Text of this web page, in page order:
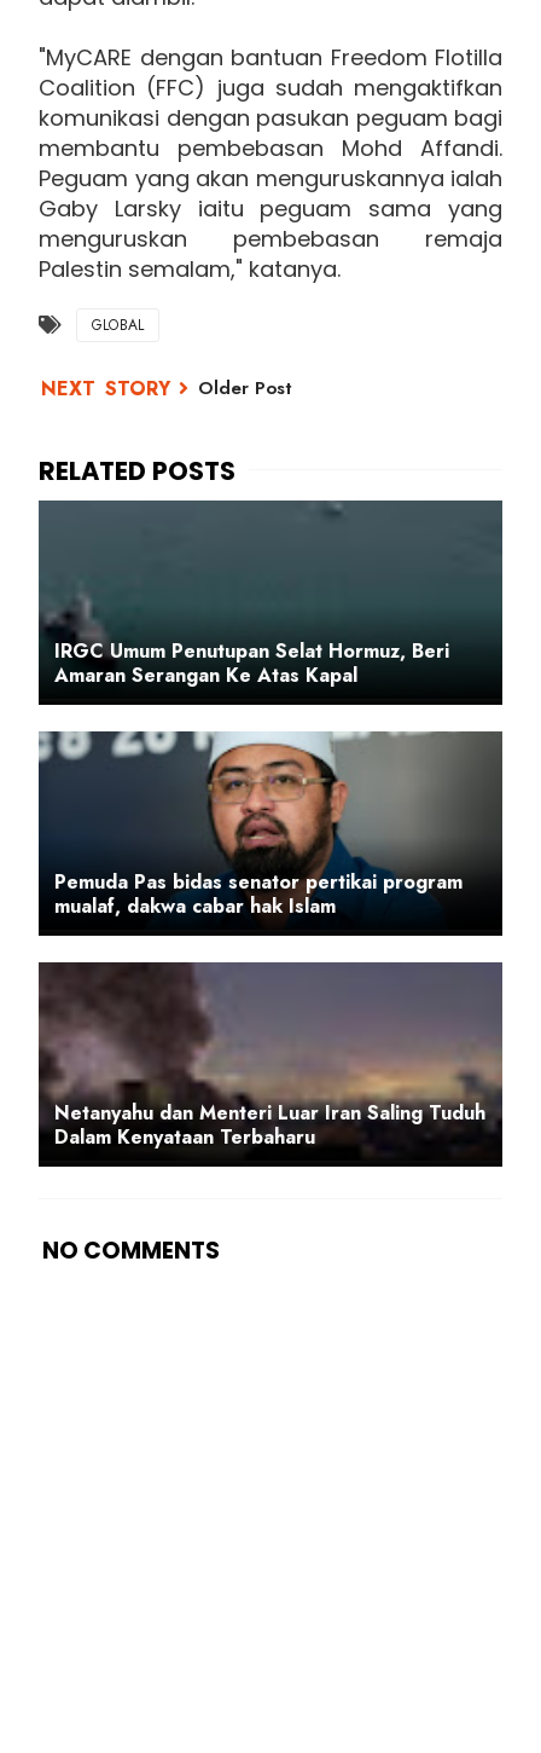
"MyCARE dengan bantuan Freedom Flotilla
Coalition (FFC) juga sudah mengaktifkan
komunikasi dengan pasukan peguam bagi
membantu pembebasan Mohd Affandi.
Peguam yang akan menguruskannya ialah
Gaby Larsky iaitu peguam sama yang
menguruskan pembebasan remaja
Palestin semalam," katanya.
GLOBAL
Older Post
IRGC Umum Penutupan Selat Hormuz, Beri
Amaran Serangan Ke Atas Kapal
Pemuda Pas bidas senator pertikai program
mualaf, dakwa cabar hak Islam
Netanyahu dan Menteri Luar Iran Saling Tuduh
Dalam Kenyataan Terbaharu
NO COMMENTS